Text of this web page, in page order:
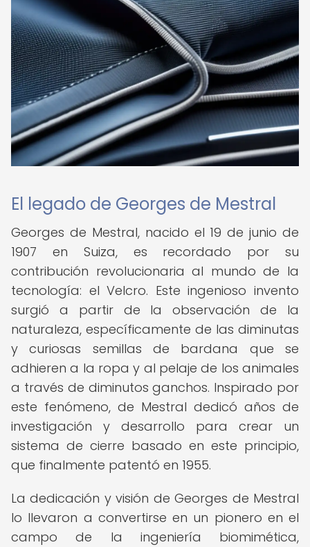
El legado de Georges de Mestral
Georges de Mestral, nacido el 19 de junio de
1907 en Suiza, es recordado por su
contribución revolucionaria al mundo de la
tecnología: el Velcro. Este ingenioso invento
surgió a partir de la observación de la
naturaleza, específicamente de las diminutas
y curiosas semillas de bardana que se
adhieren a la ropa y al pelaje de los animales
a través de diminutos ganchos. Inspirado por
este fenómeno, de Mestral dedicó años de
investigación y desarrollo para crear un
sistema de cierre basado en este principio,
que finalmente patentó en 1955.
La dedicación y visión de Georges de Mestral
lo llevaron a convertirse en un pionero en el
campo de la ingeniería biomimética,